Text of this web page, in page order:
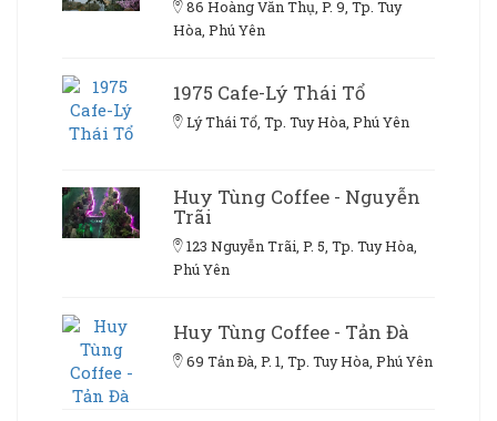
86 Hoàng Văn Thụ, P. 9, Tp. Tuy
Hòa, Phú Yên
1975 Cafe-Lý Thái Tổ
Lý Thái Tổ, Tp. Tuy Hòa, Phú Yên
Huy Tùng Coffee - Nguyễn
Trãi
123 Nguyễn Trãi, P. 5, Tp. Tuy Hòa,
Phú Yên
Huy Tùng Coffee - Tản Đà
69 Tản Đà, P. 1, Tp. Tuy Hòa, Phú Yên